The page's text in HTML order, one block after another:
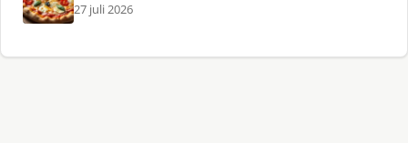
27 juli 2026